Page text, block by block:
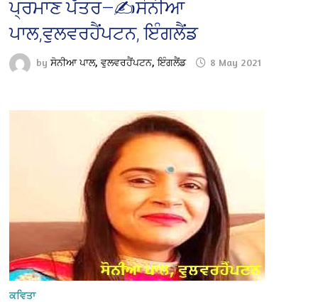
ਪ੍ਰਮਾਣ ਪੱਤਰ—✍️ਸੋਨੀਆ
ਪਾਲ,ਵੁਲਵਰਹੈਂਪਟਨ, ਇੰਗਲੈਂਡ
byਸੋਨੀਆ ਪਾਲ, ਵੁਲਵਰਹੈਂਪਟਨ, ਇੰਗਲੈਂਡ 8 May 2021
ਕਵਿਤਾ